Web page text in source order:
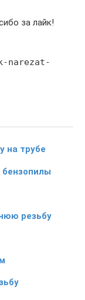
за лайк!
narezat-
на трубе
бензопилы
резьбу